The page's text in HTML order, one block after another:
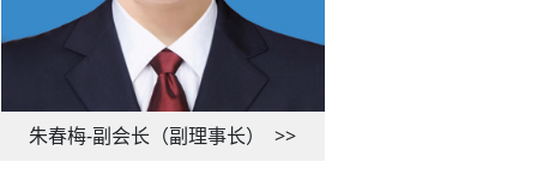
朱春梅-副会长（副理事长） >>